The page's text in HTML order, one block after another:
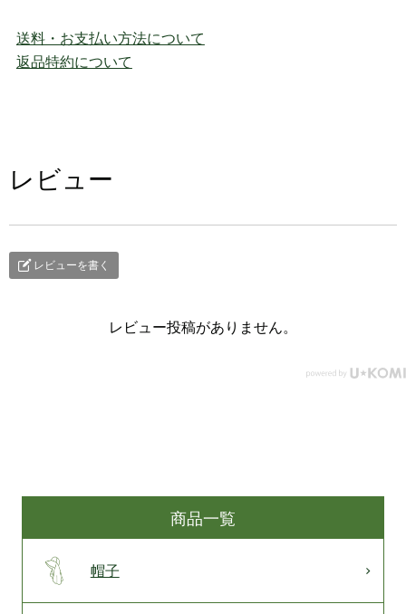
送料・お支払い方法について
返品特約について
レビュー
レビューを書く
レビュー投稿がありません。
商品一覧
帽子